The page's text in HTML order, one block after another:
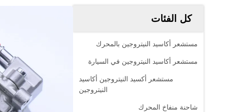
كل الفئات
مستشعر أكاسيد النيتروجين بالمحرك
مستشعر أكاسيد النيتروجين في السيارة
مستشعر أكسيد النيتروجين أكاسيد
النيتروجين
شاحنة منفاخ المحرك